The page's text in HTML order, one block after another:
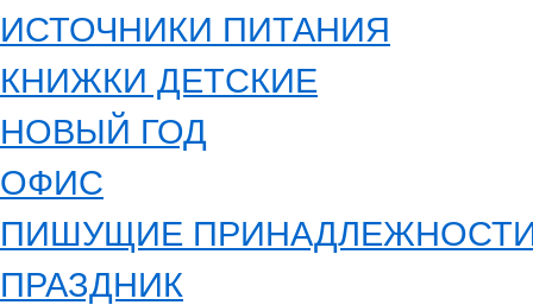
ИСТОЧНИКИ ПИТАНИЯ
КНИЖКИ ДЕТСКИЕ
НОВЫЙ ГОД
ОФИС
ПИШУЩИЕ
ПРАЗДНИК